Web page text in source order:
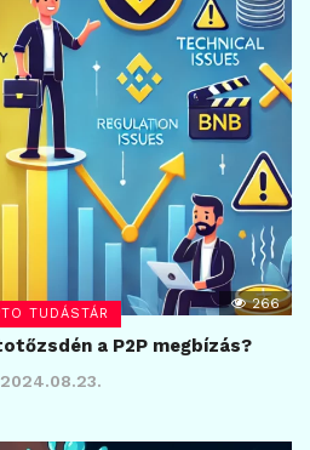
TUDÁSTÁR
266
a P2P megbízás?
2024.08.23.